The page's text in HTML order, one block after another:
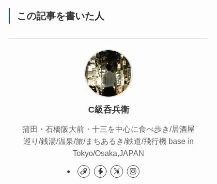
この記事を書いた人
C級呑兵衛
蒲田・石橋阪大前・十三を中心に食べ歩き/居酒屋
巡り/銭湯/温泉/旅/まちあるき/鉄道/飛行機 base in
Tokyo/Osaka,JAPAN